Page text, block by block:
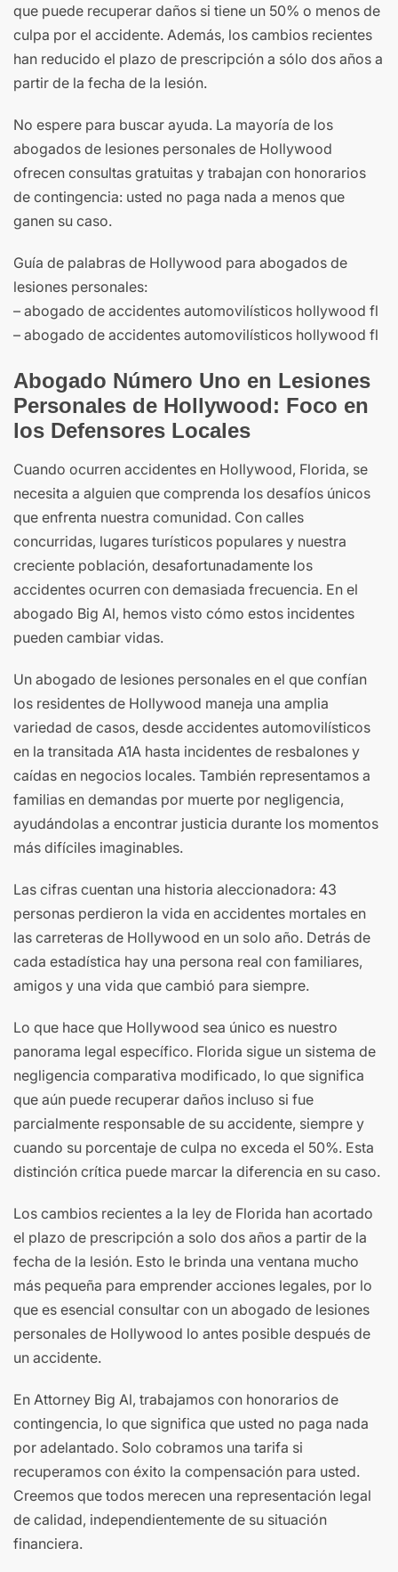
que puede recuperar daños si tiene un 50% o menos de
culpa por el accidente. Además, los cambios recientes
han reducido el plazo de prescripción a sólo dos años a
partir de la fecha de la lesión.
No espere para buscar ayuda. La mayoría de los
abogados de lesiones personales de Hollywood
ofrecen consultas gratuitas y trabajan con honorarios
de contingencia: usted no paga nada a menos que
ganen su caso.
Guía de palabras de Hollywood para abogados de
lesiones personales:
– abogado de accidentes automovilísticos hollywood fl
– abogado de accidentes automovilísticos hollywood fl
Abogado Número Uno en Lesiones
Personales de Hollywood: Foco en
los Defensores Locales
Cuando ocurren accidentes en Hollywood, Florida, se
necesita a alguien que comprenda los desafíos únicos
que enfrenta nuestra comunidad. Con calles
concurridas, lugares turísticos populares y nuestra
creciente población, desafortunadamente los
accidentes ocurren con demasiada frecuencia. En el
abogado Big Al, hemos visto cómo estos incidentes
pueden cambiar vidas.
Un abogado de lesiones personales en el que confían
los residentes de Hollywood maneja una amplia
variedad de casos, desde accidentes automovilísticos
en la transitada A1A hasta incidentes de resbalones y
caídas en negocios locales. También representamos a
familias en demandas por muerte por negligencia,
ayudándolas a encontrar justicia durante los momentos
más difíciles imaginables.
Las cifras cuentan una historia aleccionadora: 43
personas perdieron la vida en accidentes mortales en
las carreteras de Hollywood en un solo año. Detrás de
cada estadística hay una persona real con familiares,
amigos y una vida que cambió para siempre.
Lo que hace que Hollywood sea único es nuestro
panorama legal específico. Florida sigue un sistema de
negligencia comparativa modificado, lo que significa
que aún puede recuperar daños incluso si fue
parcialmente responsable de su accidente, siempre y
cuando su porcentaje de culpa no exceda el 50%. Esta
distinción crítica puede marcar la diferencia en su caso.
Los cambios recientes a la ley de Florida han acortado
el plazo de prescripción a solo dos años a partir de la
fecha de la lesión. Esto le brinda una ventana mucho
más pequeña para emprender acciones legales, por lo
que es esencial consultar con un abogado de lesiones
personales de Hollywood lo antes posible después de
un accidente.
En Attorney Big Al, trabajamos con honorarios de
contingencia, lo que significa que usted no paga nada
por adelantado. Solo cobramos una tarifa si
recuperamos con éxito la compensación para usted.
Creemos que todos merecen una representación legal
de calidad, independientemente de su situación
financiera.